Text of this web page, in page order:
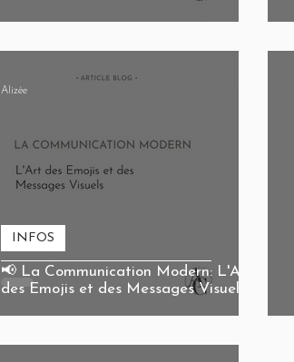
📢 La Communication Modern: L'Art
des Emojis et des Messages Visuels 📱
INFOS
Alizée